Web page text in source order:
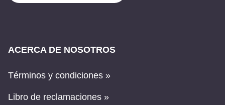
ACERCA DE NOSOTROS
Términos y condiciones »
Libro de reclamaciones »